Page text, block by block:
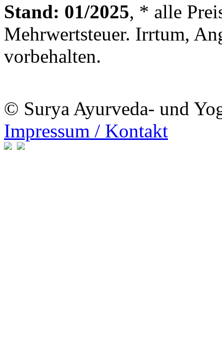
Stand: 01/2025, * alle
Mehrwertsteuer. Irrtum,
vorbehalten.
© Surya Ayurveda- und
Impressum / Kontakt